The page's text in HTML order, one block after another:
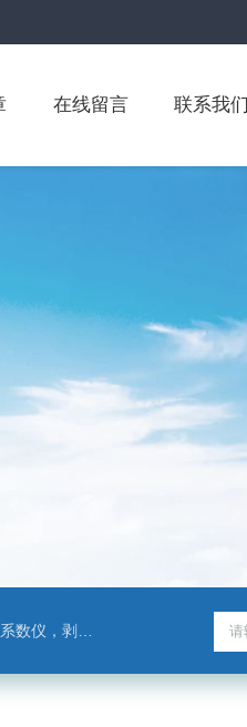
在线留言 联系我们
提袋疲劳度测试仪